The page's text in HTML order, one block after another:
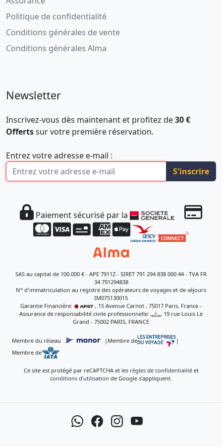
Politique de confidentialité
Conditions générales de vente
Conditions générales Alma
Newsletter
Inscrivez-vous dès maintenant et profitez de30 €
Offertssur votre première réservation.
Entrez votre adresse e-mail :
S'inscrire
Paiement sécurisé par la
SAS au capital de 100.000 € - APE 7911Z - SIRET 791 294 838 000 44 - TVA FR
34 791294838
N° d'immatriculation au registre des opérateurs de voyages et de séjours
IM075130015
Garantie Financière:
, 15 Avenue Carnot , 75017 Paris, France -
Assurance de responsabilité civile professionnelle:
, 19 rue Louis Le
Grand - 75002 PARIS, FRANCE
Membre du réseau | Membre de
|
Membre de
Ce site est protégé par reCAPTCHA et les règles de confidentialitéet
conditions d’utilisation de Google s’appliquent.